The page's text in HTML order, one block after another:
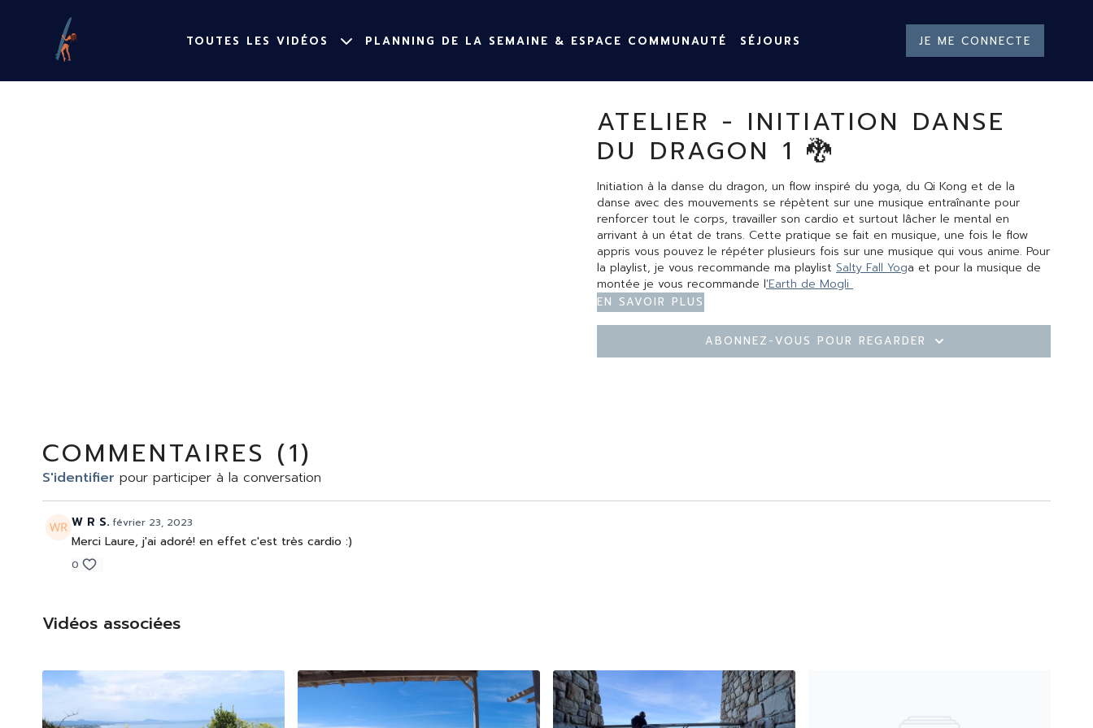
TOUTES LES VIDÉOS PLANNING DE LA SEMAINE & ESPACE COMMUNAUTÉ SÉJOURS JE ME CONNECTE
ATELIER - INITIATION DANSE
DU DRAGON 1 🐉
Initiation à la danse du dragon, un flow inspiré du yoga, du Qi Kong et de la
danse avec des mouvements se répètent sur une musique entraînante pour
renforcer tout le corps, travailler son cardio et surtout lâcher le mental en
arrivant à un état de trans. Cette pratique se fait en musique, une fois le flow
appris vous pouvez le répéter plusieurs fois sur une musique qui vous anime. Pour
la playlist, je vous recommande ma playlist Salty Fall Yoga et pour la musique de
montée je vous recommande l'Earth de Mogli
En savoir plus
Abonnez-vous pour regarder
COMMENTAIRES (1)
S'identifier pour participer à la conversation
W R S. février 23, 2023
Merci Laure, j'ai adoré! en effet c'est très cardio :)
0
Vidéos associées